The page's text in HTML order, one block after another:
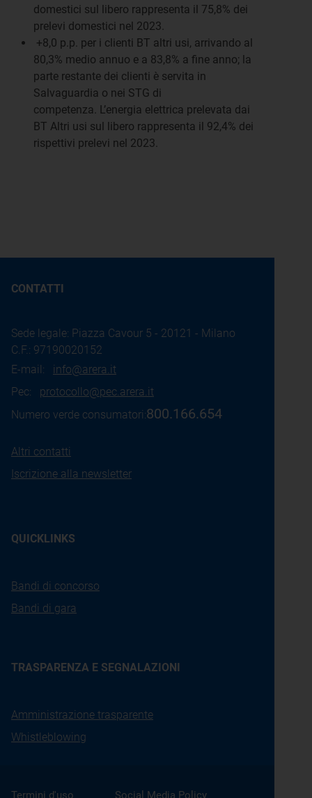
domestici sul libero rappresenta il 75,8% dei
prelevi domestici nel 2023.
+8,0 p.p. per i clienti BT altri usi, arrivando al
80,3% medio annuo e a 83,8% a fine anno; la
parte restante dei clienti è servita in
Salvaguardia o nei STG di
competenza. L’energia elettrica prelevata dai
BT Altri usi sul libero rappresenta il 92,4% dei
rispettivi prelevi nel 2023.
CONTATTI
Sede legale: Piazza Cavour 5 - 20121 - Milano
C.F.: 97190020152
E-mail: info@arera.it
Pec: protocollo@pec.arera.it
Numero verde consumatori:800.166.654
Altri contatti
Iscrizione alla newsletter
QUICKLINKS
Bandi di concorso
Bandi di gara
TRASPARENZA E SEGNALAZIONI
Amministrazione trasparente
Whistleblowing
Termini d'uso Social Media Policy